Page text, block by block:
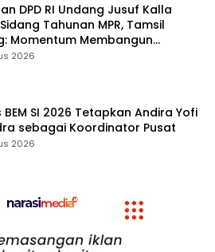
DPD RI Undang Jusuf Kalla
Tahunan MPR, Tamsil
Momentum Membangun
Kepemimpinan Bangsa
2026
BEM SI 2026 Tetapkan Andira Yofi
sebagai Koordinator Pusat
2026